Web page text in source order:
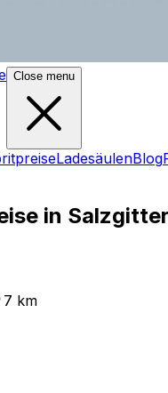
Close menu
LadesäulenBlog
in Salzgitter
7 km